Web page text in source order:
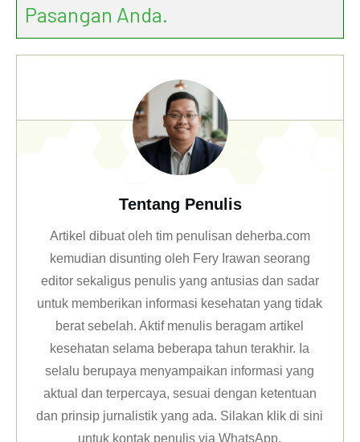
Pasangan Anda.
Tentang Penulis
Artikel dibuat oleh tim penulisan deherba.com
kemudian disunting oleh Fery Irawan seorang
editor sekaligus penulis yang antusias dan sadar
untuk memberikan informasi kesehatan yang tidak
berat sebelah. Aktif menulis beragam artikel
kesehatan selama beberapa tahun terakhir. Ia
selalu berupaya menyampaikan informasi yang
aktual dan terpercaya, sesuai dengan ketentuan
dan prinsip jurnalistik yang ada. Silakan klikdi sini
untuk kontak penulis via WhatsApp.